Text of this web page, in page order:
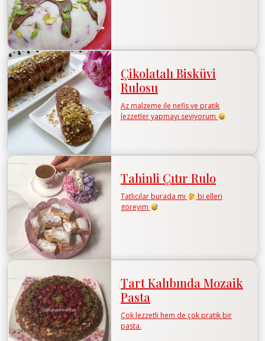
Çikolatalı Bisküvi
Rulosu
Az malzeme ile nefis ve pratik
lezzetler yapmayı seviyorum
Tahinli Çıtır Rulo
Tatlıcılar burada mı
bi elleri
göreyim
Tart Kalıbında Mozaik
Pasta
Çok lezzetli hem de çok pratik bir
pasta.